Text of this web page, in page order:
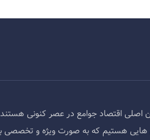
اقتصاد جوامع در عصر کنونی هستند
هایی هستیم که به صورت ویژه و تخصصی